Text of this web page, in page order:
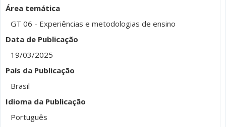
Área temática
GT 06 - Experiências e metodologias de ensino
Data de Publicação
19/03/2025
País da Publicação
Brasil
Idioma da Publicação
Português